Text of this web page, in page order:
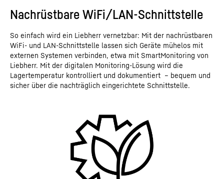
Nachrüstbare WiFi/LAN-Schnittstelle
So einfach wird ein Liebherr vernetzbar: Mit der nachrüstbaren
WiFi- und LAN-Schnittstelle lassen sich Geräte mühelos mit
externen Systemen verbinden, etwa mit SmartMonitoring von
Liebherr. Mit der digitalen Monitoring-Lösung wird die
Lagertemperatur kontrolliert und dokumentiert – bequem und
sicher über die nachträglich eingerichtete Schnittstelle.